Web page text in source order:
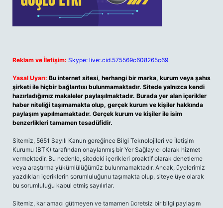
Reklam ve İletişim: Skype: live:.cid.575569c608265c69
Yasal Uyarı: Bu internet sitesi, herhangi bir marka, kurum veya şahıs
şirketi ile hiçbir bağlantısı bulunmamaktadır. Sitede yalnızca kendi
hazırladığımız makaleler paylaşılmaktadır. Burada yer alan içerikler
haber niteliği taşımamakta olup, gerçek kurum ve kişiler hakkında
paylaşım yapılmamaktadır. Gerçek kurum ve kişiler ile isim
benzerlikleri tamamen tesadüfidir.
Sitemiz, 5651 Sayılı Kanun gereğince Bilgi Teknolojileri ve İletişim
Kurumu (BTK) tarafından onaylanmış bir Yer Sağlayıcı olarak hizmet
vermektedir. Bu nedenle, sitedeki içerikleri proaktif olarak denetleme
veya araştırma yükümlülüğümüz bulunmamaktadır. Ancak, üyelerimiz
yazdıkları içeriklerin sorumluluğunu taşımakta olup, siteye üye olarak
bu sorumluluğu kabul etmiş sayılırlar.
Sitemiz, kar amacı gütmeyen ve tamamen ücretsiz bir bilgi paylaşım